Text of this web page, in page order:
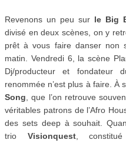
Revenons un peu sur le Big
divisé en deux scènes, on y
prêt à vous faire danser non
matin. Vendredi 6, la scène
Dj/producteur et fondateur
renommée n’est plus à faire. À
Song , que l’on retrouve
véritables patrons de l’Afro
des sets deep à souhait.
trio
Visionquest,